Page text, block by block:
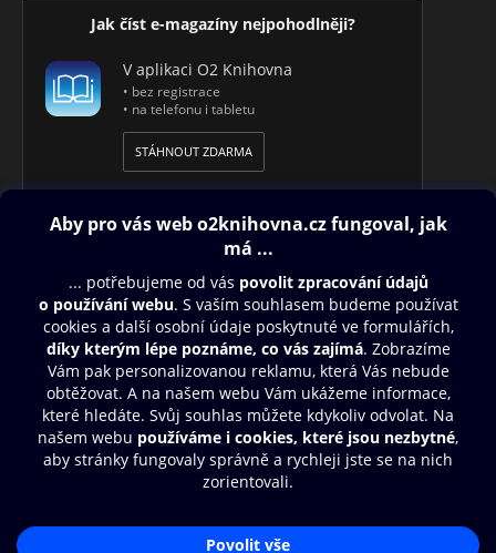
Jak číst e-magazíny nejpohodlněji?
V aplikaci O2 Knihovna
• bez registrace
• na telefonu i tabletu
STÁHNOUT ZDARMA
Obsah ke stažení
Moje O2 Knihovna
Další zábava
© O2 Czech Republic a.s.